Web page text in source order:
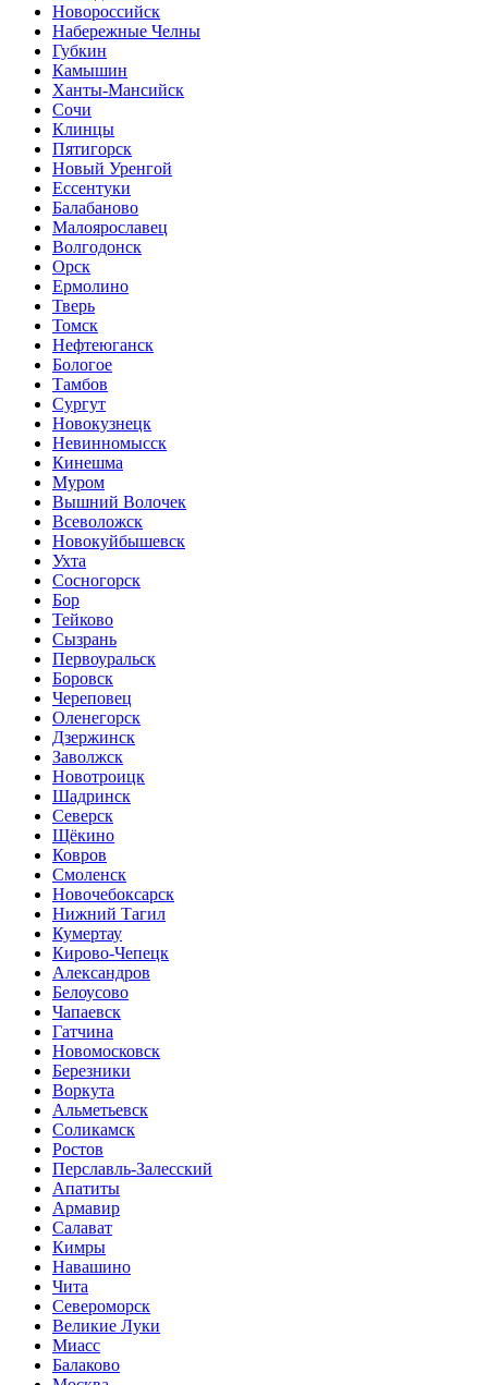
Новороссийск
Набережные Челны
Губкин
Камышин
Ханты-Мансийск
Сочи
Клинцы
Пятигорск
Новый Уренгой
Ессентуки
Балабаново
Малоярославец
Волгодонск
Орск
Ермолино
Тверь
Томск
Нефтеюганск
Бологое
Тамбов
Сургут
Новокузнецк
Невинномысск
Кинешма
Муром
Вышний Волочек
Всеволожск
Новокуйбышевск
Ухта
Сосногорск
Бор
Тейково
Сызрань
Первоуральск
Боровск
Череповец
Оленегорск
Дзержинск
Заволжск
Новотроицк
Шадринск
Северск
Щёкино
Ковров
Смоленск
Новочебоксарск
Нижний Тагил
Кумертау
Кирово-Чепецк
Александров
Белоусово
Чапаевск
Гатчина
Новомосковск
Березники
Воркута
Альметьевск
Соликамск
Ростов
Перславль-Залесский
Апатиты
Армавир
Салават
Кимры
Навашино
Чита
Североморск
Великие Луки
Миасс
Балаково